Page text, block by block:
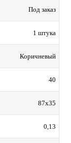
Под заказ
1 штука
Коричневый
40
87х35
0,13